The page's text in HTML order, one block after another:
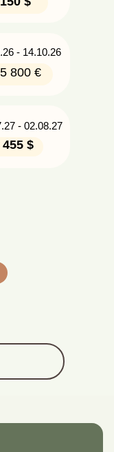
- 14.10.26
800 €
- 02.08.27
455 $